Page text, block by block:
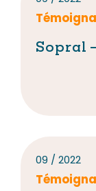
Sopral
09 / 2022